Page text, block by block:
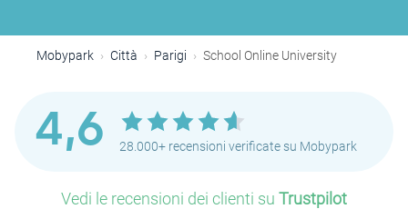
Mobypark Città Parigi School Online University
4,6 28.000+ recensioni verificate su Mobypark
Vedi le recensioni dei clienti su Trustpilot